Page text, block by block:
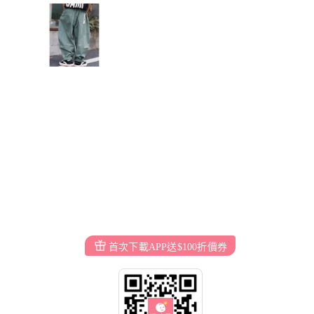
首次下載APP送$100折價券